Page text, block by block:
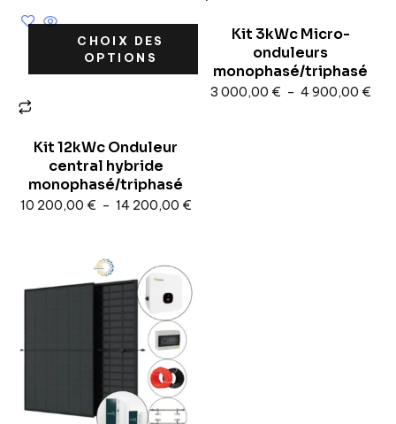
CHOIX DES
OPTIONS
Kit 12kWc Onduleur
central hybride
monophasé/triphasé
10 200,00 € – 14 200,00 €
Kit 3kWc Micro-
onduleurs
monophasé/triphasé
3 000,00 € – 4 900,00 €